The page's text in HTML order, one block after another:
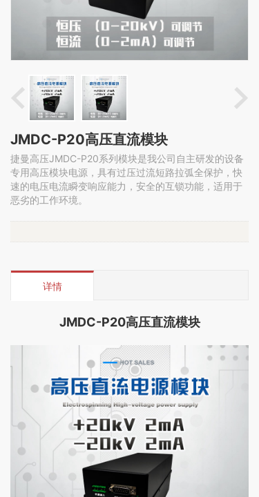
JMDC-P20高压直流模块
捷曼高压JMDC-P20系列模块是我公司自主研发的设备
专用高压模块电源，具有过压过流短路拉弧全保护，快
速的电压电流瞬变响应能力，安全的互锁功能，适用于
恶劣的工作环境。
详情
JMDC-P20高压直流模块